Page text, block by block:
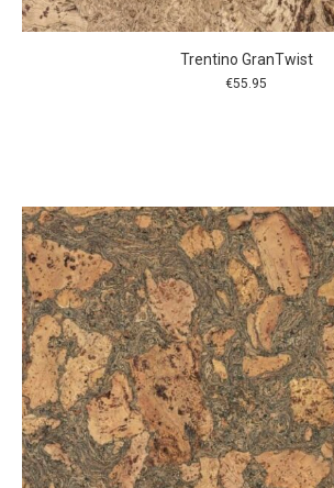
Trentino GranTwist
€55.95